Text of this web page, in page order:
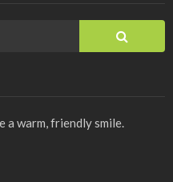
warm, friendly smile.